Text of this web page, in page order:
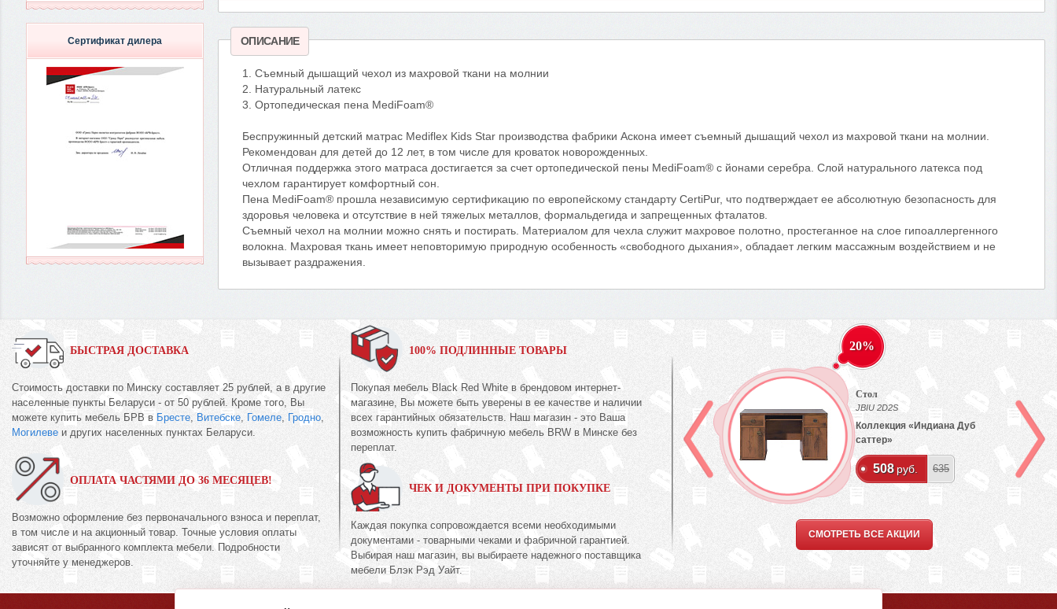
ОПИСАНИЕ
1. Съемный дышащий чехол из махровой ткани на молнии
2. Натуральный латекс
3. Ортопедическая пена MediFoam®
Беспружинный детский матрас Mediflex Kids Star производства фабрики Аскона имеет съемный дышащий чехол из махровой ткани на молнии.
Рекомендован для детей до 12 лет, в том числе для кроваток новорожденных.
Отличная поддержка этого матраса достигается за счет ортопедической пены MediFoam® с йонами серебра. Слой натурального латекса под
чехлом гарантирует комфортный сон.
Пена MediFoam® прошла независимую сертификацию по европейскому стандарту CertiPur, что подтверждает ее абсолютную безопасность для
здоровья человека и отсутствие в ней тяжелых металлов, формальдегида и запрещенных фталатов.
Съемный чехол на молнии можно снять и постирать. Материалом для чехла служит махровое полотно, простеганное на слое гипоаллергенного
волокна. Махровая ткань имеет неповторимую природную особенность «свободного дыхания», обладает легким массажным воздействием и не
вызывает раздражения.
Сертификат дилера
БЫСТРАЯ ДОСТАВКА
Стоимость доставки по Минску составляет 25 рублей, а в другие
населенные пункты Беларуси - от 50 рублей. Кроме того, Вы
можете купить мебель БРВ в Бресте Витебске Гомеле Гродно
Могилеве и других населенных пунктах Беларуси.
ОПЛАТА ЧАСТЯМИ ДО 36 МЕСЯЦЕВ!
Возможно оформление без первоначального взноса и переплат,
в том числе и на акционный товар. Точные условия оплаты
зависят от выбранного комплекта мебели. Подробности
уточняйте у менеджеров.
100% ПОДЛИННЫЕ ТОВАРЫ
Покупая мебель Black Red White в брендовом интернет-
магазине, Вы можете быть уверены в ее качестве и наличии
всех гарантийных обязательств. Наш магазин - это Ваша
возможность купить фабричную мебель BRW в Минске без
переплат.
ЧЕК И ДОКУМЕНТЫ ПРИ ПОКУПКЕ
Каждая покупка сопровождается всеми необходимыми
документами - товарными чеками и фабричной гарантией.
Выбирая наш магазин, вы выбираете надежного поставщика
мебели Блэк Рэд Уайт.
20%
Стол
JBIU 2D2S
Коллекция «Индиана Дуб
саттер»
508 руб. 635
СМОТРЕТЬ ВСЕ АКЦИИ